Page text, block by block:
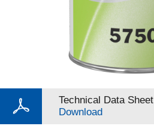
Technical Data Sheet
Download